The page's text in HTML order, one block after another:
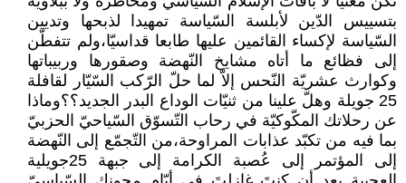
بتسييس الدّين لأبلسة السّياسة تمهيدا لذبحها وتديين
السّياسة لإكساء القائمين عليها طابعا قداسيّا،ولم تتفطّن
إلى فظائع ما أتاه مشايخ النّهضة وصقورها وربيباتها
وكوارث عشريّة النّحس إلاّ لما حلّ الرّكب السّيّار لقافلة
25 جويلة وهلّ علينا من ثنيّات الوداع البدر الجديد؟؟وماذا
عن رحلاتك المكّوكيّة في رحاب التّسوّق السّياحيّ الحزبيّ
بما فيه من تكبّد عذابات المراوحة،من التّجمّع إلى النّهضة
إلى المؤتمر إلى عُصبة الكرامة إلى جبهة 25جويلية